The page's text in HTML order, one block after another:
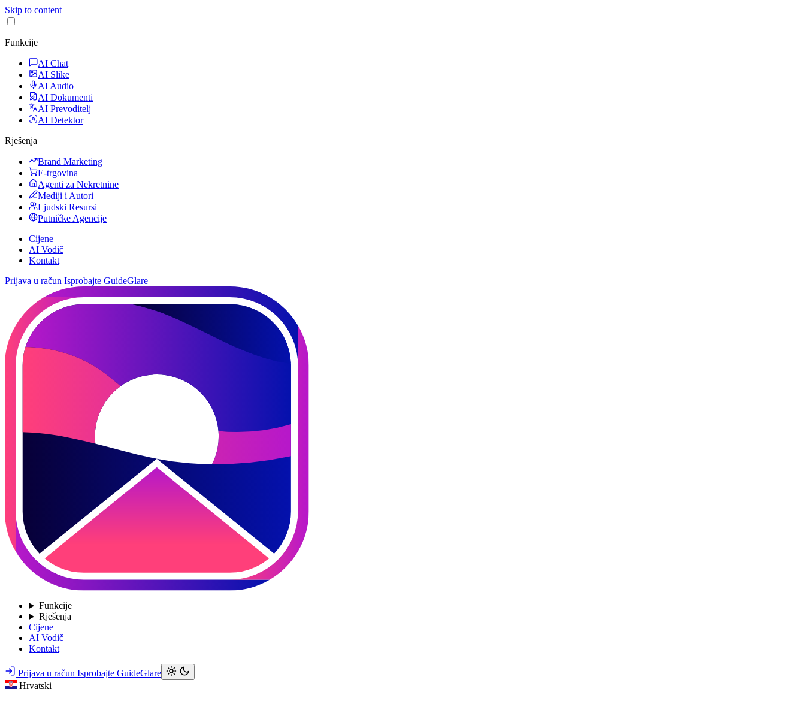
Skip to content
Funkcije
AI Chat
AI Slike
AI Audio
AI Dokumenti
AI Prevoditelj
AI Detektor
Rješenja
Brand Marketing
E-trgovina
Agenti za Nekretnine
Mediji i Autori
Ljudski Resursi
Putničke Agencije
Cijene
AI Vodič
Kontakt
Prijava u račun Isprobajte GuideGlare
Funkcije
Rješenja
Cijene
AI Vodič
Kontakt
Prijava u račun Isprobajte GuideGlare
Hrvatski